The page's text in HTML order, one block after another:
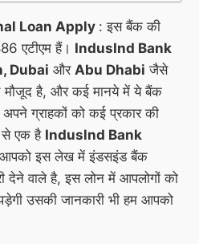
Loan Apply : इस बैंक की
एटीएम हैं। IndusInd Bank
Dubai और Abu Dhabi जैसे
मौजूद है, और कई मानये में ये बैंक
ग्राहकों को कई प्रकार की
से एक है Induslnd Bank
इस लेख में इंडसइंड बैंक
देने वाले है, इस लोन में आपलोगों को
उसकी जानकारी भी हम आपको